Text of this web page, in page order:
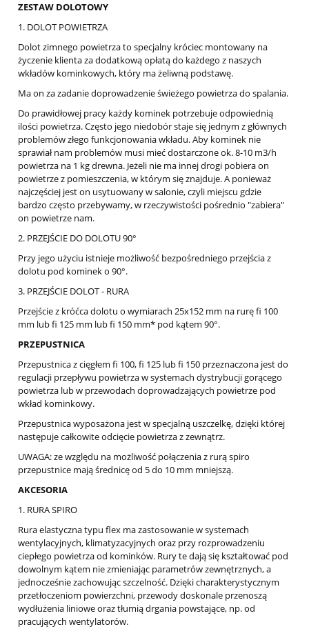
ZESTAW DOLOTOWY
1. DOLOT POWIETRZA
Dolot zimnego powietrza to specjalny króciec montowany na
życzenie klienta za dodatkową opłatą do każdego z naszych
wkładów kominkowych, który ma żeliwną podstawę.
Ma on za zadanie doprowadzenie świeżego powietrza do spalania.
Do prawidłowej pracy każdy kominek potrzebuje odpowiednią
ilości powietrza. Często jego niedobór staje się jednym z głównych
problemów złego funkcjonowania wkładu. Aby kominek nie
sprawiał nam problemów musi mieć dostarczone ok. 8-10 m3/h
powietrza na 1 kg drewna. Jeżeli nie ma innej drogi pobiera on
powietrze z pomieszczenia, w którym się znajduje. A ponieważ
najczęściej jest on usytuowany w salonie, czyli miejscu gdzie
bardzo często przebywamy, w rzeczywistości pośrednio "zabiera"
on powietrze nam.
2. PRZEJŚCIE DO DOLOTU 90°
Przy jego użyciu istnieje możliwość bezpośredniego przejścia z
dolotu pod kominek o 90°.
3. PRZEJŚCIE DOLOT - RURA
Przejście z króćca dolotu o wymiarach 25x152 mm na rurę fi 100
mm lub fi 125 mm lub fi 150 mm* pod kątem 90°.
PRZEPUSTNICA
Przepustnica z cięgłem fi 100, fi 125 lub fi 150 przeznaczona jest do
regulacji przepływu powietrza w systemach dystrybucji gorącego
powietrza lub w przewodach doprowadzających powietrze pod
wkład kominkowy.
Przepustnica wyposażona jest w specjalną uszczelkę, dzięki której
następuje całkowite odcięcie powietrza z zewnątrz.
UWAGA: ze względu na możliwość połączenia z rurą spiro
przepustnice mają średnicę od 5 do 10 mm mniejszą.
AKCESORIA
1. RURA SPIRO
Rura elastyczna typu flex ma zastosowanie w systemach
wentylacyjnych, klimatyzacyjnych oraz przy rozprowadzeniu
ciepłego powietrza od kominków. Rury te dają się kształtować pod
dowolnym kątem nie zmieniając parametrów zewnętrznych, a
jednocześnie zachowując szczelność. Dzięki charakterystycznym
przetłoczeniom powierzchni, przewody doskonale przenoszą
wydłużenia liniowe oraz tłumią drgania powstające, np. od
pracujących wentylatorów.